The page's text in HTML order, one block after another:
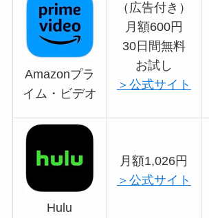
Amazonプラ
イム・ビデオ
（広告付き）
月額600円
30日間無料
お試し
＞公式サイト
Hulu
月額1,026円
＞公式サイト